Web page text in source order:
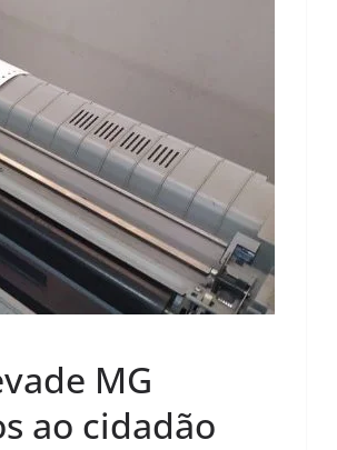
MG
ao cidadão